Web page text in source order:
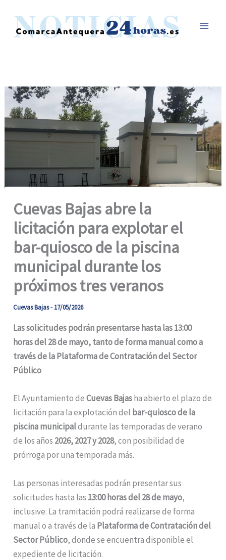
contenido
Cuevas Bajas abre la
licitación para explotar el
bar-quiosco de la piscina
municipal durante los
próximos tres veranos
Cuevas Bajas- 17/05/2026
Las solicitudes podrán presentarse hasta las 13:00
horas del 28 de mayo, tanto de forma manual como a
través de la Plataforma de Contratación del Sector
Público
El Ayuntamiento deCuevas Bajasha abierto el plazo de
licitación para la explotación del bar-quiosco de la
piscina municipaldurante las temporadas de verano
de los años 2026, 2027 y 2028, con posibilidad de
prórroga por una temporada más.
Las personas interesadas podrán presentar sus
solicitudes hasta las 13:00 horas del 28 de mayo,
inclusive. La tramitación podrá realizarse de forma
manual o a través de la Plataforma de Contratación del
Sector Público, donde se encuentra disponible el
expediente de licitación.